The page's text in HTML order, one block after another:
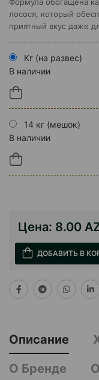
лосося, который
приятный вкус даже
Кг (на развес)
В наличии
14 кг (мешок)
В наличии
Цена: 8.00
ДОБАВИТЬ В
Описание
О Бренде